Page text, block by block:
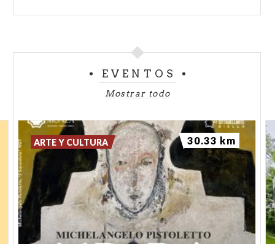
EVENTOS
Mostrar todo
ARTE Y CULTURA 30.33 km